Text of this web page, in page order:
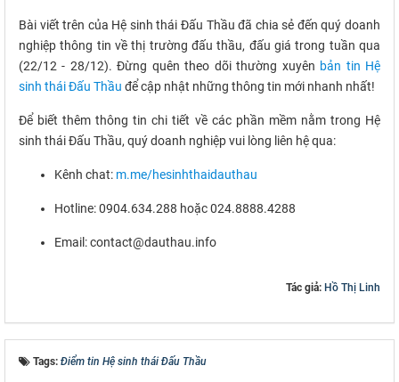
Bài viết trên của Hệ sinh thái Đấu Thầu đã chia sẻ đến quý doanh
nghiệp thông tin về thị trường đấu thầu, đấu giá trong tuần qua
(22/12 - 28/12). Đừng quên theo dõi thường xuyên bản tin Hệ
sinh thái Đấu Thầu để cập nhật những thông tin mới nhanh nhất!
Để biết thêm thông tin chi tiết về các phần mềm nằm trong Hệ
sinh thái Đấu Thầu, quý doanh nghiệp vui lòng liên hệ qua:
Kênh chat: m.me/hesinhthaidauthau
Hotline: 0904.634.288 hoặc 024.8888.4288
Email: contact@dauthau.info
Tác giả: Hồ Thị Linh
Tags: Điểm tin Hệ sinh thái Đấu Thầu